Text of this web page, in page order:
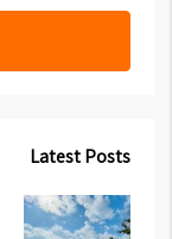
Latest Posts